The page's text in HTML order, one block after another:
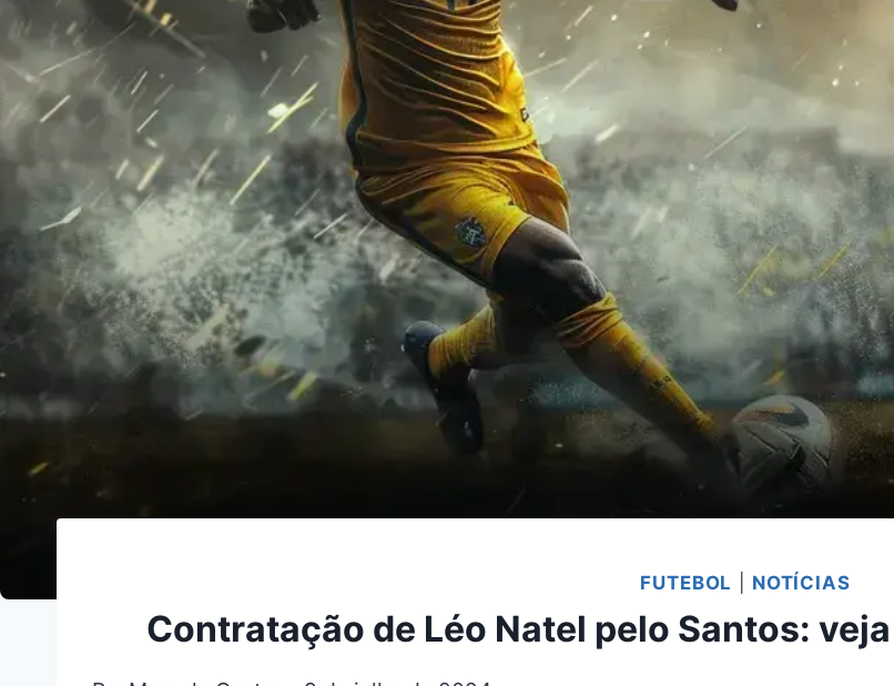
FUTEBOL NOTÍCIAS
Contratação de Léo Natel pelo Santos: